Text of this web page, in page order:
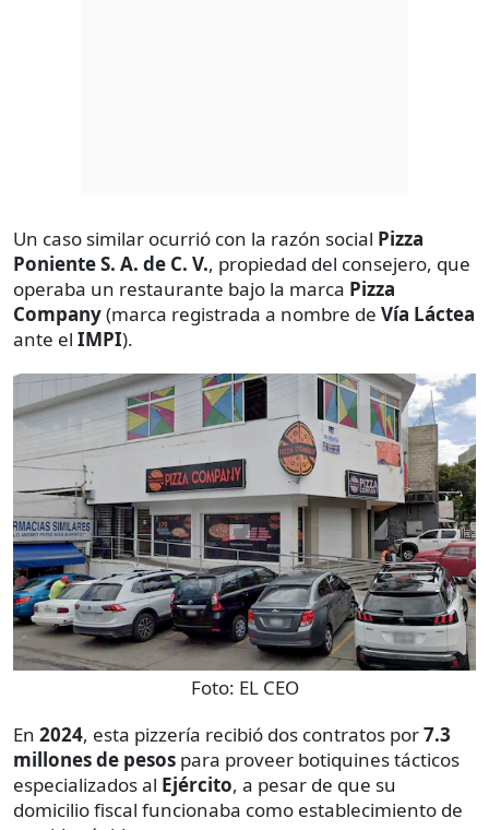
Un caso similar ocurrió con la razón social Pizza
Poniente S. A. de C. V., propiedad del consejero, que
operaba un restaurante bajo la marca Pizza
Company(marca registrada a nombre de Vía Láctea
ante el IMPI).
Foto: EL CEO
En 2024, esta pizzería recibió dos contratos por7.3
millones de pesos para proveer botiquines tácticos
especializados al Ejército, a pesar de que su
domicilio fiscal funcionaba como establecimiento de